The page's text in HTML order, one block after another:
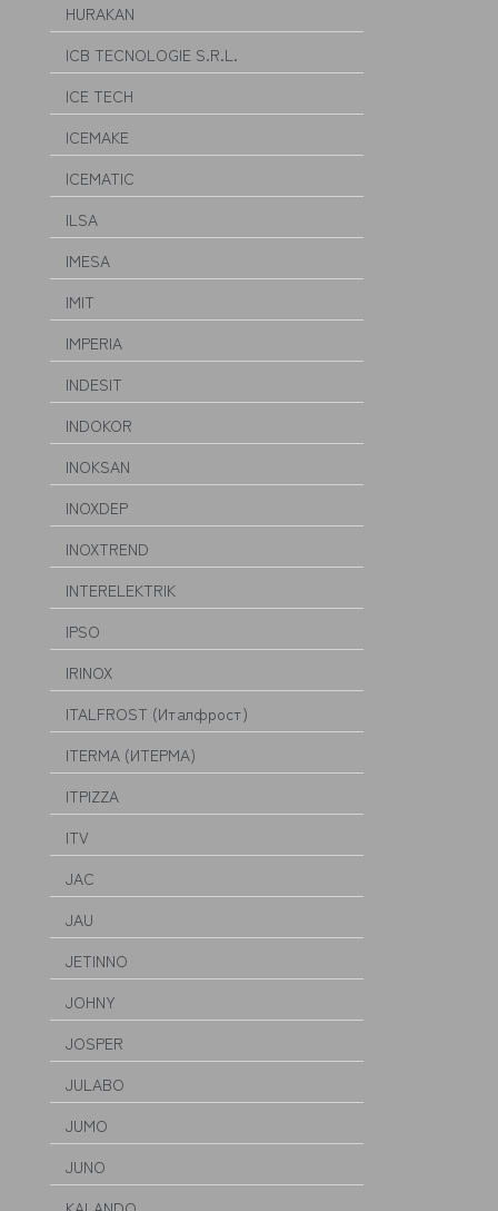
HURAKAN
ICB TECNOLOGIE S.R.L.
ICE TECH
ICEMAKE
ICEMATIC
ILSA
IMESA
IMIT
IMPERIA
INDESIT
INDOKOR
INOKSAN
INOXDEP
INOXTREND
INTERELEKTRIK
IPSO
IRINOX
ITALFROST (Италфрост)
ITERMA (ИТЕРМА)
ITPIZZA
ITV
JAC
JAU
JETINNO
JOHNY
JOSPER
JULABO
JUMO
JUNO